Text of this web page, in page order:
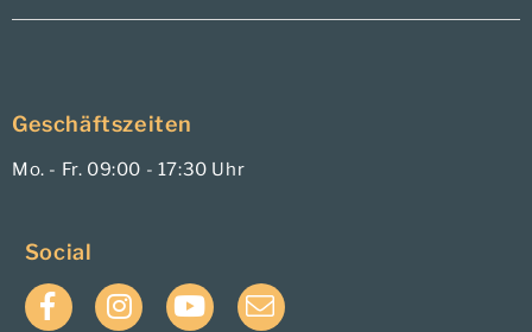
Geschäftszeiten
Mo. - Fr. 09:00 - 17:30 Uhr
Social
FacebookInstagramYouTubeE-
Mail